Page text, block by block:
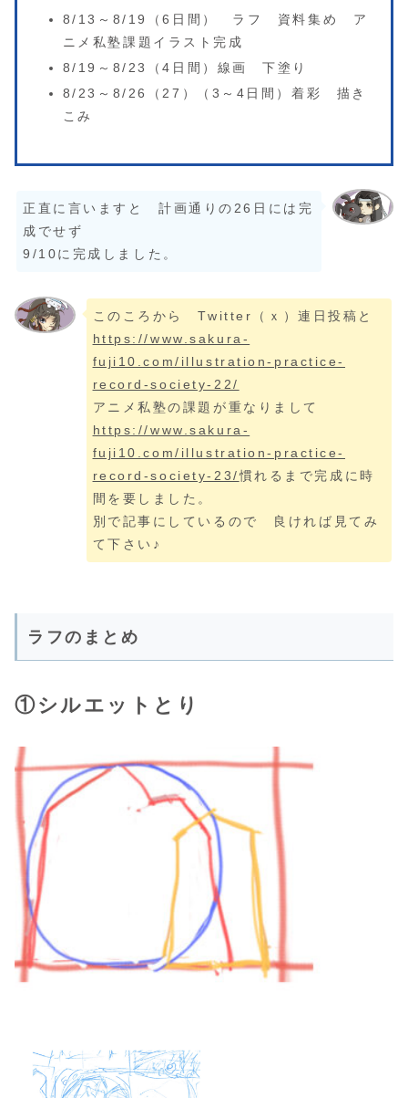
8/13～8/19（6日間） ラフ 資料集め ア
ニメ私塾課題イラスト完成
8/19～8/23（4日間）線画 下塗り
8/23～8/26（27）（3～4日間）着彩 描き
こみ
正直に言いますと 計画通りの26日には完
成でせず
9/10に完成しました。
このころから Twitter（ｘ）連日投稿と
https://www.sakura-
fuji10.com/illustration-practice-
record-society-22/
アニメ私塾の課題が重なりまして
https://www.sakura-
fuji10.com/illustration-practice-
record-society-23/慣れるまで完成に時
間を要しました。
別で記事にしているので 良ければ見てみ
て下さい♪
ラフのまとめ
①シルエットとり